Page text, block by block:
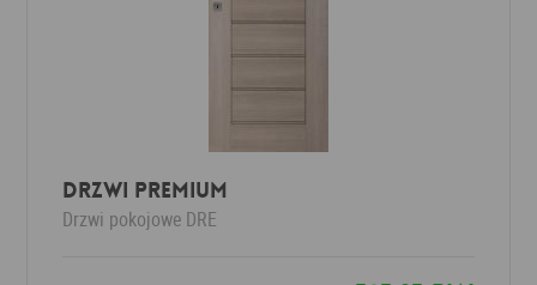
Drzwi Premium
Drzwi pokojowe DRE